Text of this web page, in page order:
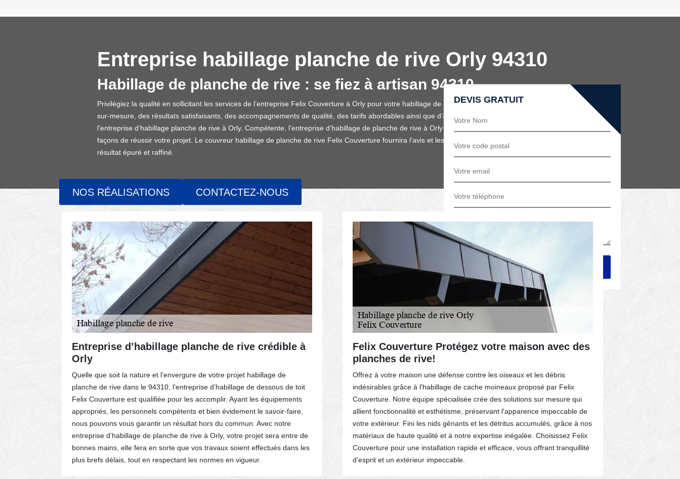
NOS RÉALISATIONS CONTACTEZ-NOUS
DEVIS GRATUIT
Entreprise habillage planche de rive Orly 94310
Habillage de planche de rive : se fiez à artisan 94310
Privilégiez la qualité en sollicitant les services de l’entreprise Felix Couverture à Orly pour votre habillage de dessous de toit dans le 94310. Des travaux
sur-mesure, des résultats satisfaisants, des accompagnements de qualité, des tarifs abordables ainsi que d’autres avantages sont proposés par
l’entreprise d’habillage planche de rive à Orly. Compétente, l’entreprise d’habillage de planche de rive à Orly saura vous guider sur les meilleures
façons de réussir votre projet. Le couvreur habillage de planche de rive Felix Couverture fournira l’avis et les aides indispensables pour aboutir à un
résultat épuré et raffiné.
Orly
à votre
Entreprise d’habillage planche de rive crédible à
Orly
Quelle que soit la nature et l’envergure de votre projet habillage de
planche de rive dans le 94310, l’entreprise d’habillage de dessous de toit
Felix Couverture est qualifiée pour les accomplir. Ayant les équipements
appropriés, les personnels compétents et bien évidement le savoir-faire,
nous pouvons vous garantir un résultat hors du commun. Avec notre
entreprise d’habillage de planche de rive à Orly, votre projet sera entre de
bonnes mains, elle fera en sorte que vos travaux soient effectués dans les
plus brefs délais, tout en respectant les normes en vigueur.
Felix Couverture Protégez votre maison avec des
planches de rive!
Offrez à votre maison une défense contre les oiseaux et les débris
indésirables grâce à l'habillage de cache moineaux proposé par Felix
Couverture. Notre équipe spécialisée crée des solutions sur mesure qui
allient fonctionnalité et esthétisme, préservant l'apparence impeccable de
votre extérieur. Fini les nids gênants et les détritus accumulés, grâce à nos
matériaux de haute qualité et à notre expertise inégalée. Choisissez Felix
Couverture pour une installation rapide et efficace, vous offrant tranquillité
d'esprit et un extérieur impeccable.
votre rive
le zinc.
que
disposition
votre toiture.
accompagne
matériau